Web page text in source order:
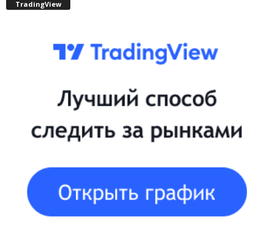
TradingView